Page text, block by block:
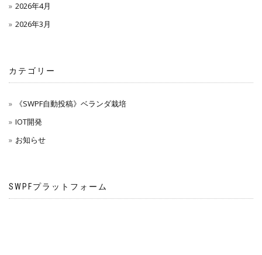
2026年4月
2026年3月
カテゴリー
《SWPF自動投稿》ベランダ栽培
IOT開発
お知らせ
SWPFプラットフォーム